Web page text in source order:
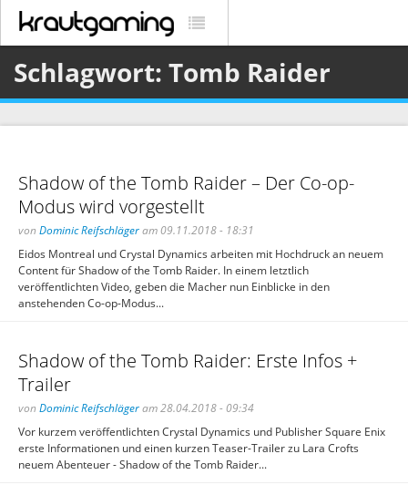
Schlagwort: Tomb Raider
Shadow of the Tomb Raider – Der Co-op-
Modus wird vorgestellt
von Dominic Reifschlägeram 09.11.2018 - 18:31
Eidos Montreal und Crystal Dynamics arbeiten mit Hochdruck an neuem
Content für Shadow of the Tomb Raider. In einem letztlich
veröffentlichten Video, geben die Macher nun Einblicke in den
anstehenden Co-op-Modus...
Shadow of the Tomb Raider: Erste Infos +
Trailer
von Dominic Reifschlägeram 28.04.2018 - 09:34
Vor kurzem veröffentlichten Crystal Dynamics und Publisher Square Enix
erste Informationen und einen kurzen Teaser-Trailer zu Lara Crofts
neuem Abenteuer - Shadow of the Tomb Raider...